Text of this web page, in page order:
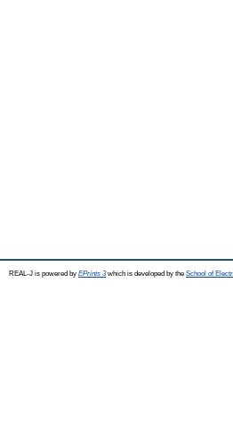
REAL-J is powered by EPrints 3which is developed by the School of